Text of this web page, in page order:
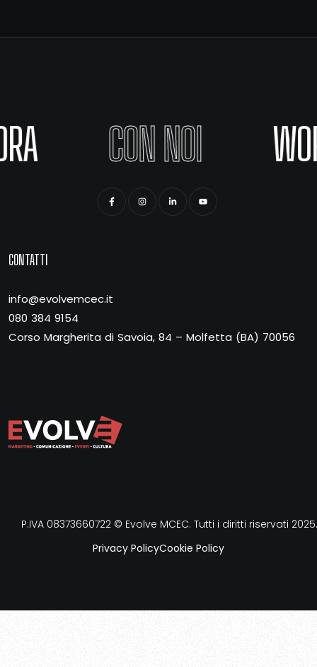
CON NOI
CONTATTI
info@evolvemcec.it
080 384 9154
Corso Margherita di Savoia, 84 – Molfetta (BA) 70056
P.IVA 08373660722 © Evolve MCEC. Tutti i diritti riservati 2025.
Privacy PolicyCookie Policy